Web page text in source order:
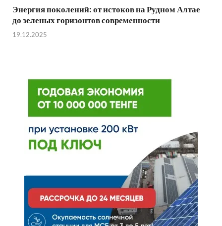
Энергия поколений: от истоков на Рудном Алтае
до зеленых горизонтов современности
19.12.2025